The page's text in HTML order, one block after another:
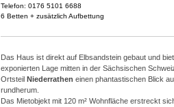
Telefon: 0176 5101 6688
6 Betten + zusätzlich Aufbettung
Das Haus ist direkt auf Elbsandstein gebaut und
exponierten Lage mitten in der Sächsischen
Ortsteil Niederrathen einen phantastischen Blick
rundherum.
Das Mietobjekt mit 120 m² Wohnfläche erstreckt